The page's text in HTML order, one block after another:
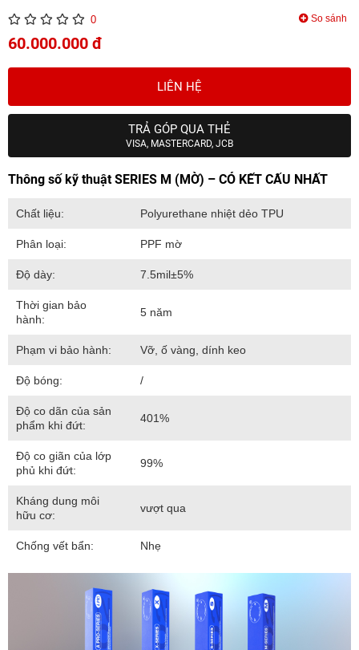
0 So sánh
60.000.000 đ
LIÊN HỆ
TRẢ GÓP QUA THẺ
VISA, MASTERCARD, JCB
Thông số kỹ thuật SERIES M (MỜ) – CÓ KẾT CẤU NHẤT
Chất liệu: Polyurethane nhiệt dẻo TPU
Phân loại: PPF mờ
Độ dày: 7.5mil±5%
Thời gian bảo
hành:
5 năm
Phạm vi bảo hành: Vỡ, ố vàng, dính keo
Độ bóng: /
Độ co dãn của sản
phẩm khi đứt:
401%
Độ co giãn của lớp
phủ khi đứt:
99%
Kháng dung môi
hữu cơ:
vượt qua
Chống vết bẩn: Nhẹ